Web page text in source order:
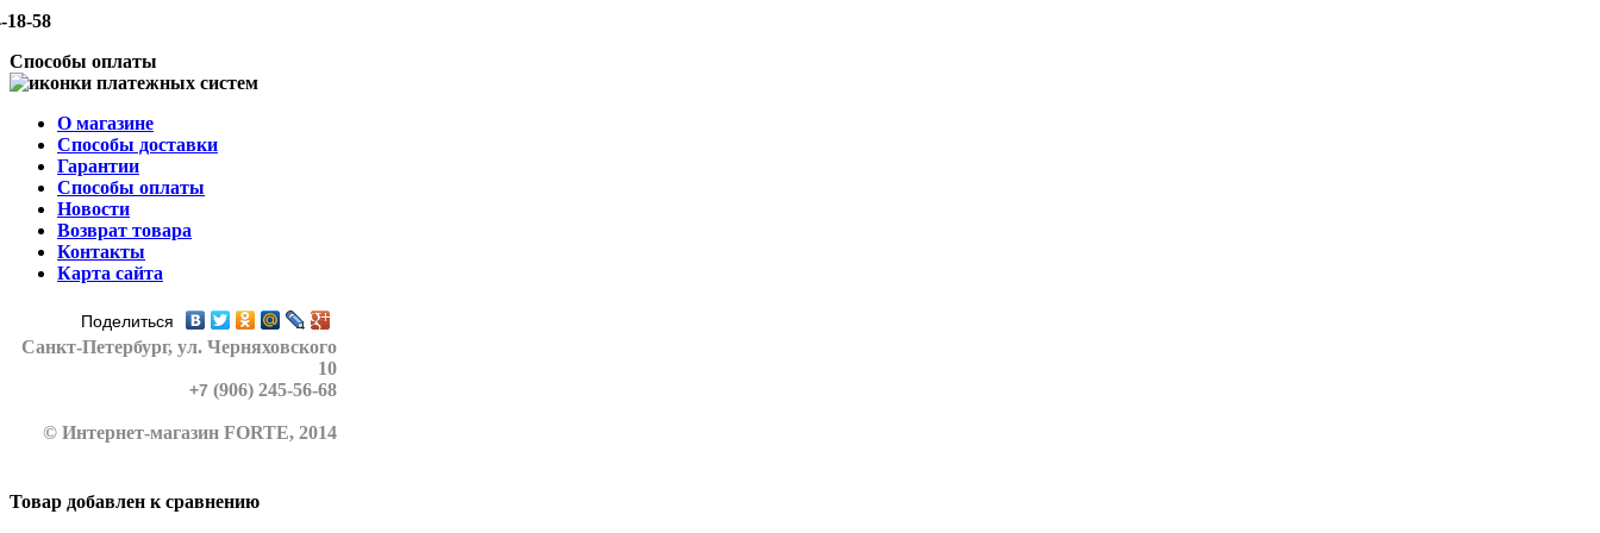
18-58
Способы оплаты
О магазине
Способы доставки
Гарантии
Способы оплаты
Новости
Возврат товара
Контакты
Карта сайта
Поделиться
Санкт-Петербург, ул. Черняховского
10
+7 (906) 245-56-68
© Интернет-магазин FORTE, 2014
Товар добавлен к сравнению